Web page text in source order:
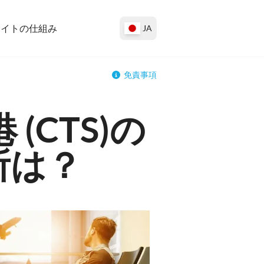
トの仕組み JA
免責事項
(CTS)の
？